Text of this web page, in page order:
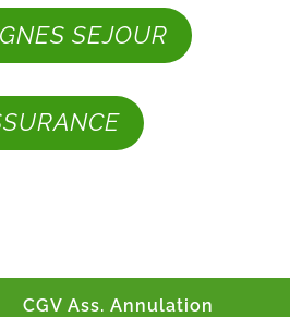
SEJOUR
CGV Ass. Annulation